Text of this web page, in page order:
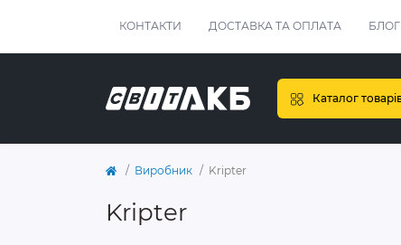
КОНТАКТИ ДОСТАВКА ТА ОПЛАТА БЛОГ
Каталог
Виробник Kripter
Kripter